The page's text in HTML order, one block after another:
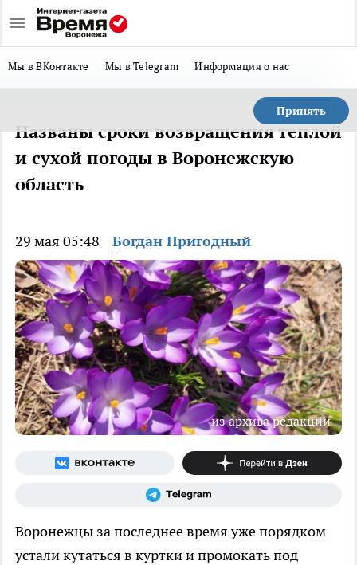
Мы в ВКонтакте Мы в Telegram Информация о нас
Принять
Названы сроки возвращения теплой
и сухой погоды в Воронежскую
область
29 мая 05:48 Богдан Пригодный
из архива редакции
Воронежцы за последнее время уже порядком
устали кутаться в куртки и промокать под